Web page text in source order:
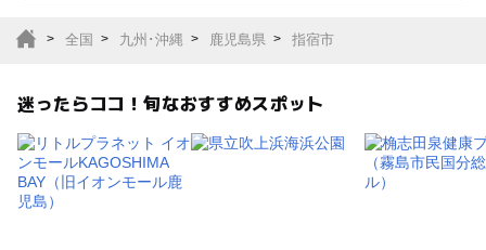
サファリパーク
植物園・フラワーパー
ク
キャンプ場
全国 九州･沖縄 鹿児島県 指宿市
迷ったらココ！旬なおすすめスポット